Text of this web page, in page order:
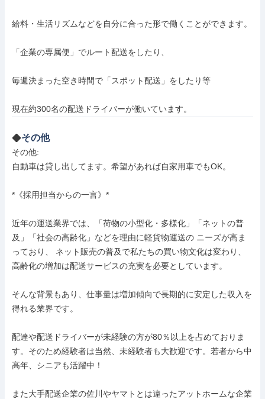
給料・生活リズムなどを自分に合った形で働くことができます。
「企業の専属便」でルート配送をしたり、
毎週決まった空き時間で「スポット配送」をしたり等
現在約300名の配送ドライバーが働いています。
その他
その他:
自動車は貸し出してます。希望があれば自家用車でもOK。
*《採用担当からの一言》*
近年の運送業界では、「荷物の小型化・多様化」「ネットの普
及」「社会の高齢化」などを理由に軽貨物運送の ニーズが高ま
っており、 ネット販売の普及で私たちの買い物文化は変わり、
高齢化の増加は配送サービスの充実を必要としています。
そんな背景もあり、仕事量は増加傾向で長期的に安定した収入を
得れる業界です。
配達や配送ドライバーが未経験の方が80％以上を占めておりま
す。そのため経験者は当然、未経験者も大歓迎です。若者から中
高年、シニアも活躍中！
また大手配送企業の佐川やヤマトとは違ったアットホームな企業